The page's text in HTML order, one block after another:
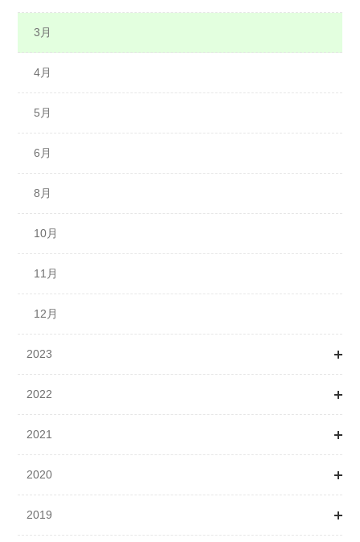
5月
7月
5月
6月
7月
8月
9月
10月
11月
12月
3月
4月
5月
6月
8月
10月
11月
12月
2023
1月
4月
5月
6月
2022
1月
2月
3月
2021
1月
2月
2020
1月
2019